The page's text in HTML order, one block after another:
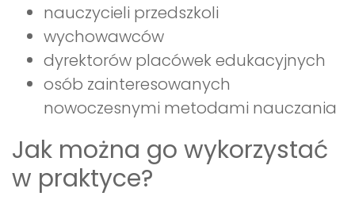
nauczycieli przedszkoli
wychowawców
dyrektorów placówek edukacyjnych
osób zainteresowanych
nowoczesnymi metodami nauczania
Jak można go wykorzystać
w praktyce?